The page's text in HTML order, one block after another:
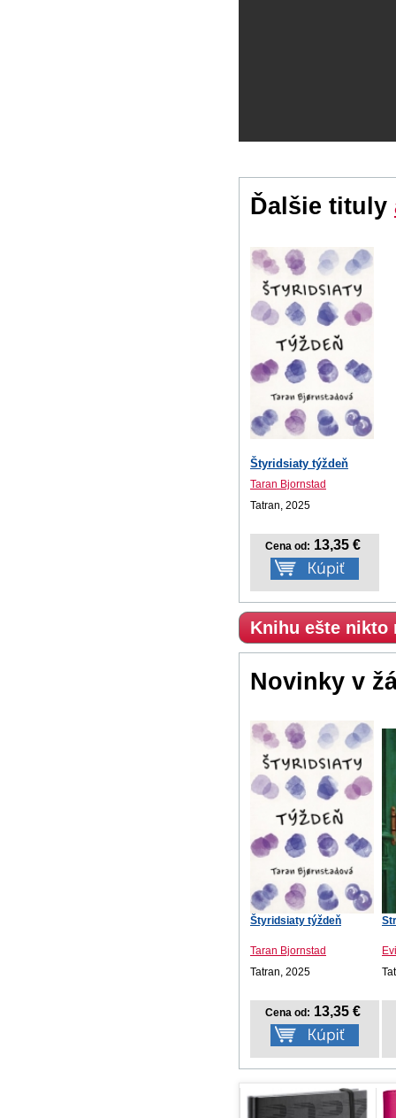
Ďalšie tituly
Štyridsiaty týždeň
Taran Bjornstad
Tatran, 2025
Cena od: 13,35 €
Knihu ešte nikto
Novinky v
Štyridsiaty týždeň
Taran Bjornstad
Tatran, 2025
Cena od: 13,35 €